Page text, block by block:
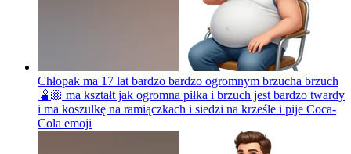
Chłopak ma 17 lat bardzo bardzo ogromnym brzucha brzuch
🫄🏼 ma kształt jak ogromna piłka i brzuch jest bardzo twardy
i ma koszulkę na ramiączkach i siedzi na krześle i pije Coca-
Cola emoji